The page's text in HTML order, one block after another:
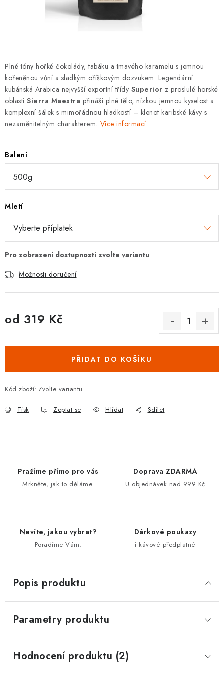
Zásady pro vracení zboží a reklamace
Hodnocení obchodu
Plné tóny hořké čokolády, tabáku a tmavého karamelu s jemnou
kořeněnou vůní a sladkým oříškovým dozvukem. Legendární
kubánská Arabica nejvyšší exportní třídy Superior z proslulé horské
oblasti Sierra Maestra přináší plné tělo, nízkou jemnou kyselost a
komplexní šálek s mimořádnou hladkostí – klenot karibské kávy s
nezaměnitelným charakterem. Více informací
Balení
Mletí
Možnosti doručení
od 319 Kč
PŘIDAT DO KOŠÍKU
Kód zboží: Zvolte variantu
Tisk Zeptat se Hlídat Sdílet
Pražíme přímo pro vás
Mrkněte, jak to děláme.
Doprava ZDARMA
U objednávek nad 999 Kč
Nevíte, jakou vybrat?
Poradíme Vám.
Dárkové poukazy
i kávové předplatné
Popis produktu
Parametry produktu
Hodnocení produktu (2)